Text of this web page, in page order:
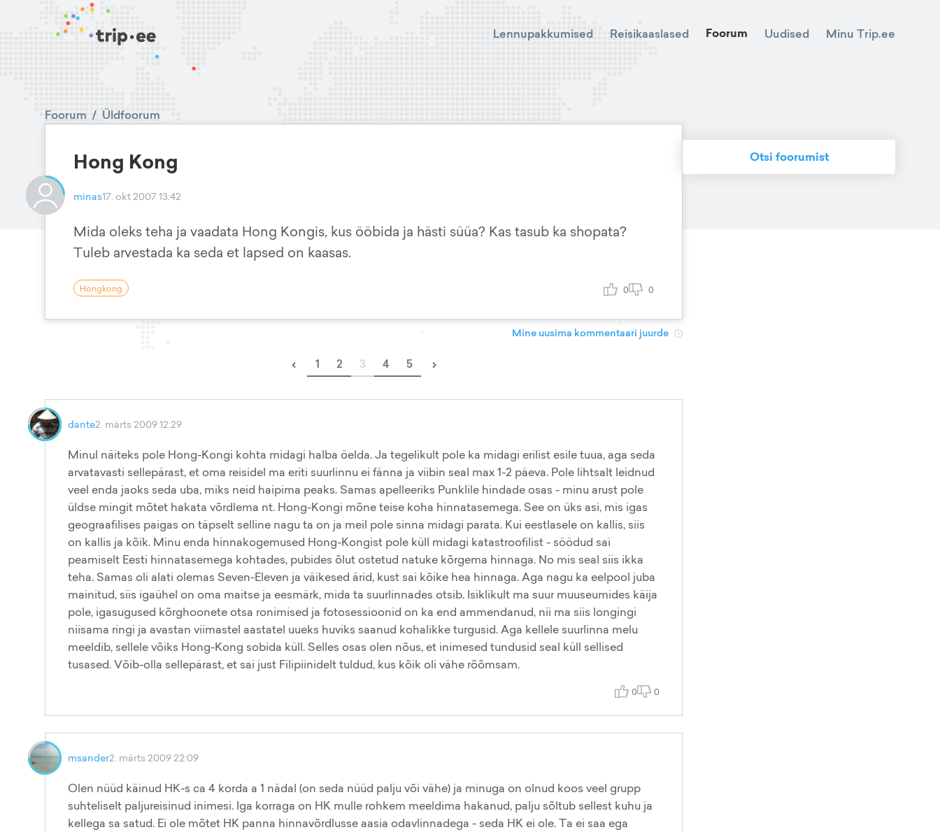
Lennupakkumised Reisikaaslased Foorum Uudised Minu Trip.ee
Foorum / Üldfoorum
Hong Kong
minas17. okt 2007 13:42
Mida oleks teha ja vaadata Hong Kongis, kus ööbida ja hästi süüa? Kas tasub ka shopata?
Tuleb arvestada ka seda et lapsed on kaasas.
Hongkong 0 0
Mine uusima kommentaari juurde
‹ 1 2 3 4 5 ›
dante2. märts 2009 12:29
Minul näiteks pole Hong-Kongi kohta midagi halba öelda. Ja tegelikult pole ka midagi erilist esile tuua, aga seda
arvatavasti sellepärast, et oma reisidel ma eriti suurlinnu ei fänna ja viibin seal max 1-2 päeva. Pole lihtsalt leidnud
veel enda jaoks seda uba, miks neid haipima peaks. Samas apelleeriks Punklile hindade osas - minu arust pole
üldse mingit mõtet hakata võrdlema nt. Hong-Kongi mõne teise koha hinnatasemega. See on üks asi, mis igas
geograafilises paigas on täpselt selline nagu ta on ja meil pole sinna midagi parata. Kui eestlasele on kallis, siis
on kallis ja kõik. Minu enda hinnakogemused Hong-Kongist pole küll midagi katastroofilist - söödud sai
peamiselt Eesti hinnatasemega kohtades, pubides õlut ostetud natuke kõrgema hinnaga. No mis seal siis ikka
teha. Samas oli alati olemas Seven-Eleven ja väikesed ärid, kust sai kõike hea hinnaga. Aga nagu ka eelpool juba
mainitud, siis igaühel on oma maitse ja eesmärk, mida ta suurlinnades otsib. Isiklikult ma suur muuseumides käija
pole, igasugused kõrghoonete otsa ronimised ja fotosessioonid on ka end ammendanud, nii ma siis longingi
niisama ringi ja avastan viimastel aastatel uueks huviks saanud kohalikke turgusid. Aga kellele suurlinna melu
meeldib, sellele võiks Hong-Kong sobida küll. Selles osas olen nõus, et inimesed tundusid seal küll sellised
tusased. Võib-olla sellepärast, et sai just Filipiinidelt tuldud, kus kõik oli vähe rõõmsam.
0 0
msander2. märts 2009 22:09
Olen nüüd käinud HK-s ca 4 korda a 1 nädal (on seda nüüd palju või vähe) ja minuga on olnud koos veel grupp
suhteliselt paljureisinud inimesi. Iga korraga on HK mulle rohkem meeldima hakanud, palju sõltub sellest kuhu ja
kellega sa satud. Ei ole mõtet HK panna hinnavõrdlusse aasia odavlinnadega - seda HK ei ole. Ta ei saa ega
Otsi foorumist